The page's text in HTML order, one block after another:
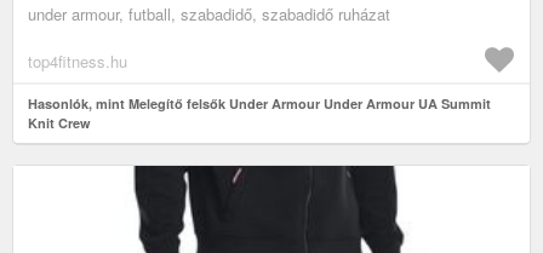
under armour, futball, szabadidő, szabadidő ruházat
top4fitness.hu
Hasonlók, mint Melegítő felsők Under Armour Under Armour UA Summit
Knit Crew